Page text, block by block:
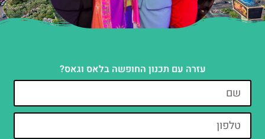
עזרה עם תכנון החופשה בלאס וגאס?